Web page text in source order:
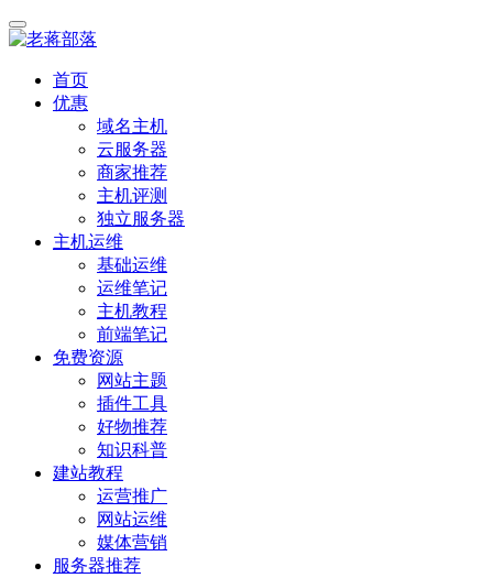
首页
优惠
域名主机
云服务器
商家推荐
主机评测
独立服务器
主机运维
基础运维
运维笔记
主机教程
前端笔记
免费资源
网站主题
插件工具
好物推荐
知识科普
建站教程
运营推广
网站运维
媒体营销
服务器推荐